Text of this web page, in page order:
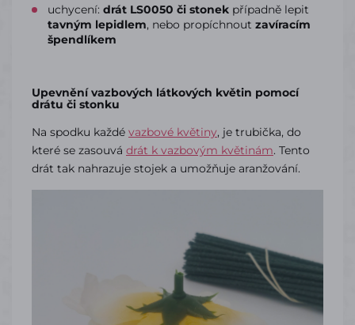
uchycení: drát LS0050 či stonek případně lepit
tavným lepidlem, nebo propíchnout zavíracím
špendlíkem
Upevnění vazbových látkových květin pomocí
drátu či stonku
Na spodku každé vazbové květiny, je trubička, do
které se zasouvá drát k vazbovým květinám. Tento
drát tak nahrazuje stojek a umožňuje aranžování.